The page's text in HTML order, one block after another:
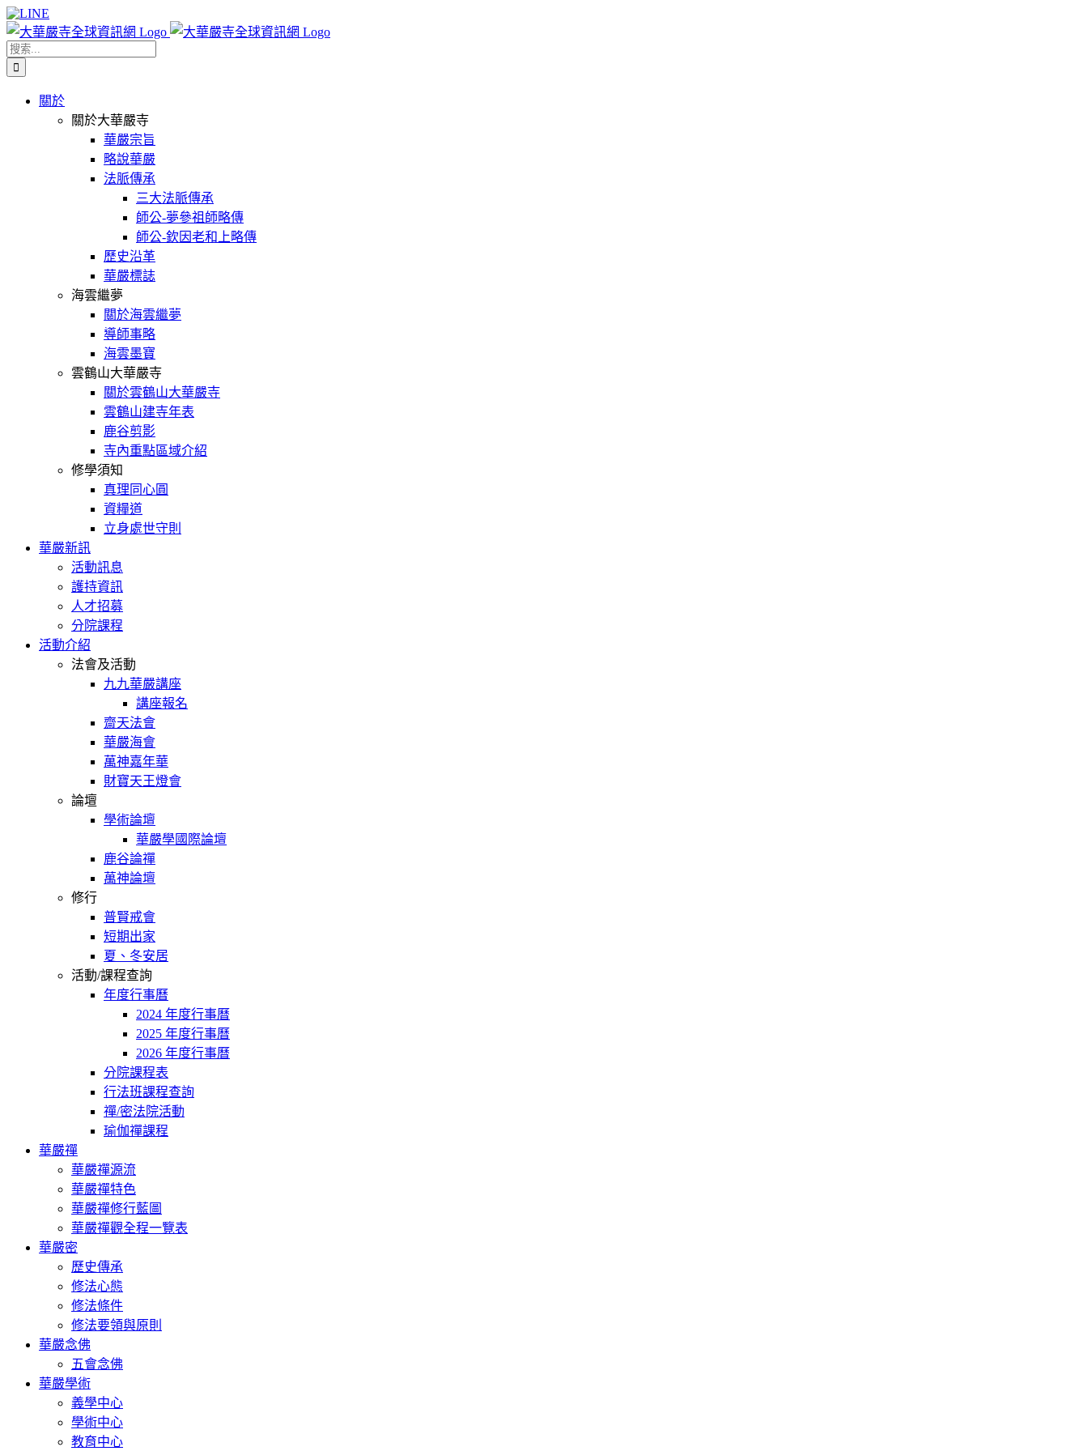
Skip
to
content
Facebook
X
WeChat
YouTube
LINE
搜
索
關於
關於大華嚴寺
華嚴宗旨
略說華嚴
法脈傳承
三大法脈傳承
師公-夢參祖師略傳
師公-欽因老和上略傳
歷史沿革
華嚴標誌
海雲繼夢
關於海雲繼夢
導師事略
海雲墨寶
雲鶴山大華嚴寺
關於雲鶴山大華嚴寺
雲鶴山建寺年表
鹿谷剪影
寺內重點區域介紹
修學須知
真理同心圓
資糧道
立身處世守則
華嚴新訊
活動訊息
護持資訊
人才招募
分院課程
活動介紹
法會及活動
九九華嚴講座
講座報名
齋天法會
華嚴海會
萬神嘉年華
財寶天王燈會
論壇
學術論壇
華嚴學國際論壇
鹿谷論禪
萬神論壇
修行
普賢戒會
短期出家
夏、冬安居
活動/課程查詢
年度行事曆
2024 年度行事曆
2025 年度行事曆
2026 年度行事曆
分院課程表
行法班課程查詢
禪/密法院活動
瑜伽禪課程
華嚴禪
華嚴禪源流
華嚴禪特色
華嚴禪修行藍圖
華嚴禪觀全程一覽表
華嚴密
歷史傳承
修法心態
修法條件
修法要領與原則
華嚴念佛
五會念佛
華嚴學術
義學中心
學術中心
教育中心